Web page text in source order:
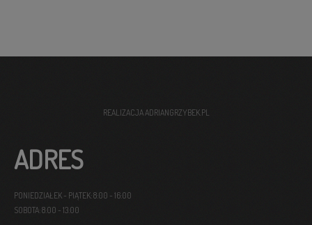
REALIZACJAADRIANGRZYBEK.PL
ADRES
PONIEDZIAŁEK - PIĄTEK: 8:00 - 16:00
SOBOTA: 8:00 - 13:00